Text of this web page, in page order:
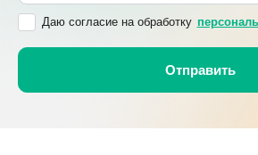
Даю согласие на обработку